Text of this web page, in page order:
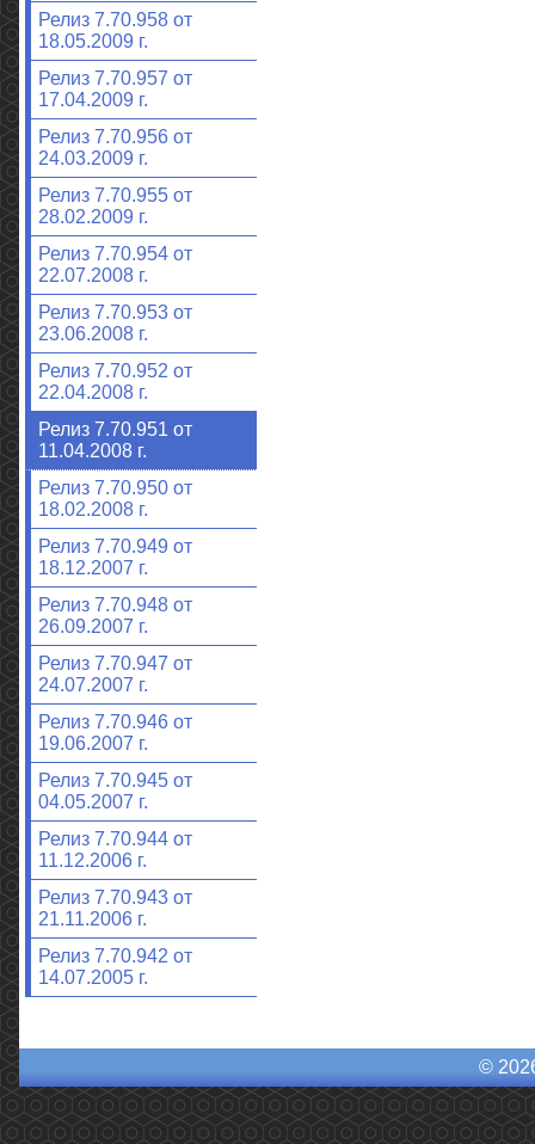
Релиз 7.70.958 от
18.05.2009 г.
Релиз 7.70.957 от
17.04.2009 г.
Релиз 7.70.956 от
24.03.2009 г.
Релиз 7.70.955 от
28.02.2009 г.
Релиз 7.70.954 от
22.07.2008 г.
Релиз 7.70.953 от
23.06.2008 г.
Релиз 7.70.952 от
22.04.2008 г.
Релиз 7.70.951 от
11.04.2008 г.
Релиз 7.70.950 от
18.02.2008 г.
Релиз 7.70.949 от
18.12.2007 г.
Релиз 7.70.948 от
26.09.2007 г.
Релиз 7.70.947 от
24.07.2007 г.
Релиз 7.70.946 от
19.06.2007 г.
Релиз 7.70.945 от
04.05.2007 г.
Релиз 7.70.944 от
11.12.2006 г.
Релиз 7.70.943 от
21.11.2006 г.
Релиз 7.70.942 от
14.07.2005 г.
©